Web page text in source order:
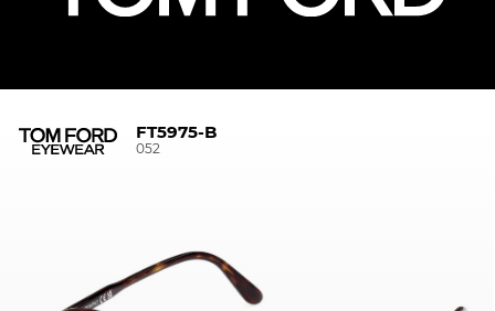
FT5975-B
052